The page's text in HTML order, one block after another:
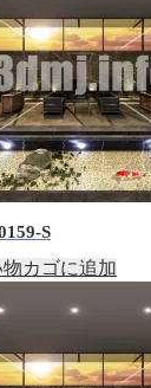
S
カゴに追加